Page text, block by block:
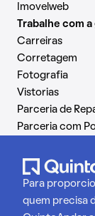
Imovelweb
Trabalhe com
Carreiras
Corretagem
Fotografia
Vistorias
Parceria de
Parceria com
Para
quem precisa